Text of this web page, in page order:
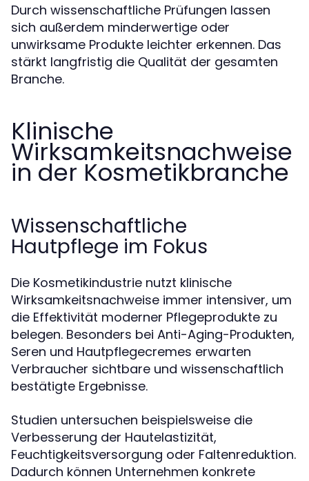
Durch wissenschaftliche Prüfungen lassen
sich außerdem minderwertige oder
unwirksame Produkte leichter erkennen. Das
stärkt langfristig die Qualität der gesamten
Branche.
Klinische
Wirksamkeitsnachweise
in der Kosmetikbranche
Wissenschaftliche
Hautpflege im Fokus
Die Kosmetikindustrie nutzt klinische
Wirksamkeitsnachweise immer intensiver, um
die Effektivität moderner Pflegeprodukte zu
belegen. Besonders bei Anti-Aging-Produkten,
Seren und Hautpflegecremes erwarten
Verbraucher sichtbare und wissenschaftlich
bestätigte Ergebnisse.
Studien untersuchen beispielsweise die
Verbesserung der Hautelastizität,
Feuchtigkeitsversorgung oder Faltenreduktion.
Dadurch können Unternehmen konkrete